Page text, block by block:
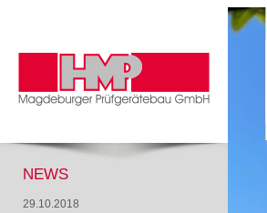
NEWS
29.10.2018